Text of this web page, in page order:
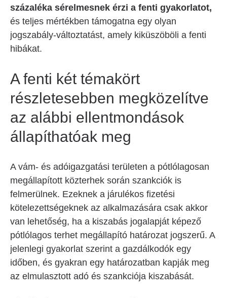
százaléka sérelmesnek érzi a fenti gyakorlatot,
és teljes mértékben támogatna egy olyan
jogszabály-változtatást, amely kiküszöböli a fenti
hibákat.
A fenti két témakört
részletesebben megközelítve
az alábbi ellentmondások
állapíthatóak meg
A vám- és adóigazgatási területen a pótlólagosan
megállapított közterhek során szankciók is
felmerülnek. Ezeknek a járulékos fizetési
kötelezettségeknek az alkalmazására csak akkor
van lehetőség, ha a kiszabás jogalapját képező
pótlólagos terhet megállapító határozat jogszerű. A
jelenlegi gyakorlat szerint a gazdálkodók egy
időben, és gyakran egy határozatban kapják meg
az elmulasztott adó és szankciója kiszabását.